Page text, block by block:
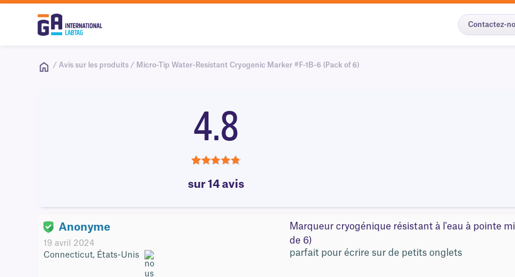
Contactez-
/ Avis sur les produits / Micro-Tip Water-Resistant Cryogenic Marker #F-1B-6 (Pack of 6)
4.8
sur 14 avis
Anonyme
19 avril 2024
Connecticut, États-Unis
Marqueur cryogénique résistant à l'eau à pointe
de 6)
parfait pour écrire sur de petits onglets